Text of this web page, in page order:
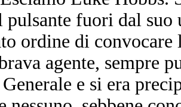
fuori dal suo
ordine di convocare
agente, sempre
e si era